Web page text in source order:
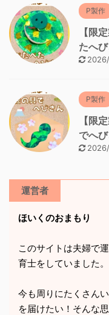
P製作
【限
たへ
P製作
【限
でへ
運営者
ほいくのおまもり
このサイトは夫婦で
育士をしていました。
今も周りにたくさん
を届けたい！そんな